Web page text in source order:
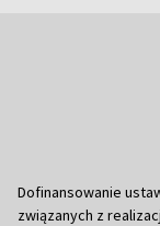
Dofinansowanie
związanych z